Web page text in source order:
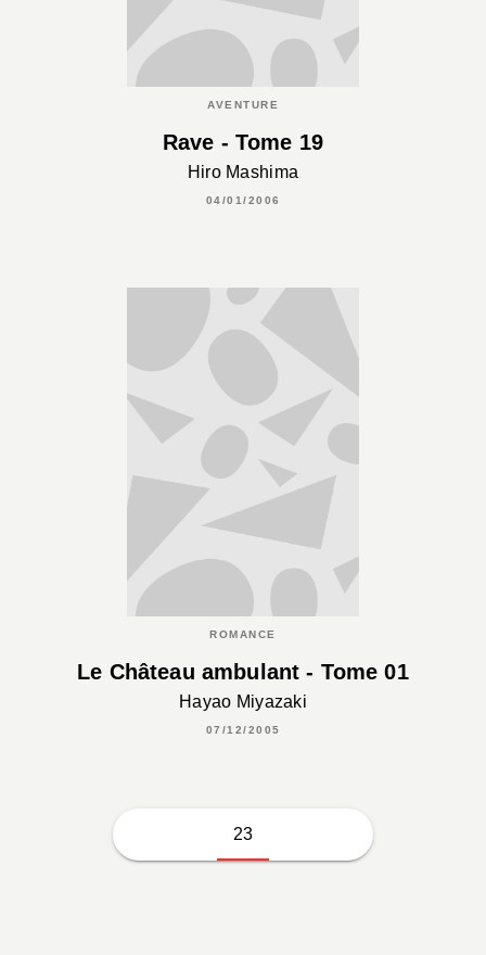
AVENTURE
Rave - Tome 19
Hiro Mashima
04/01/2006
ROMANCE
Le Château ambulant - Tome 01
Hayao Miyazaki
07/12/2005
23